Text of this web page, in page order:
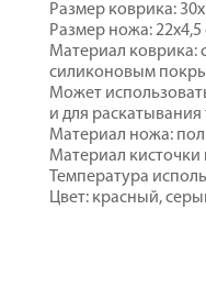
Размер коврика:
Размер ножа: 22х4,5
Материал коврика:
силиконовым
Может
и для раскатывания
Материал ножа:
Материал кисточки
Температура
Цвет: красный,